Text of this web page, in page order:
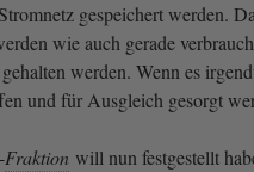
gespeichert werden.
wie auch gerade
werden. Wenn es
und für Ausgleich gesorgt
Fraktion will nun festgestellt